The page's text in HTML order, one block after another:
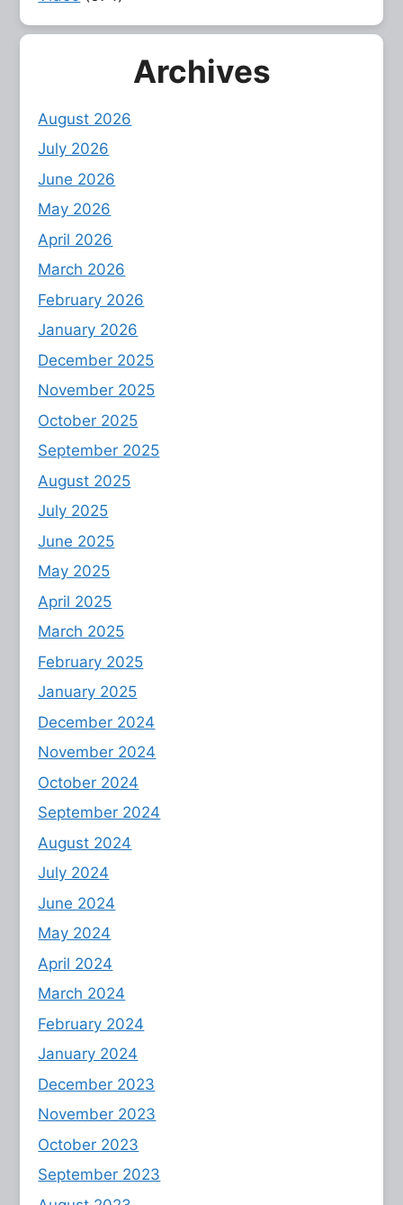
Archives
August 2026
July 2026
June 2026
May 2026
April 2026
March 2026
February 2026
January 2026
December 2025
November 2025
October 2025
September 2025
August 2025
July 2025
June 2025
May 2025
April 2025
March 2025
February 2025
January 2025
December 2024
November 2024
October 2024
September 2024
August 2024
July 2024
June 2024
May 2024
April 2024
March 2024
February 2024
January 2024
December 2023
November 2023
October 2023
September 2023